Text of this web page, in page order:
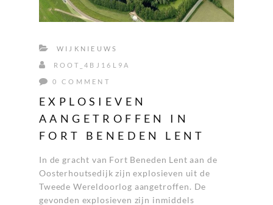
WIJKNIEUWS
ROOT_4BJ16L9A
0 COMMENT
EXPLOSIEVEN
AANGETROFFEN IN
FORT BENEDEN LENT
In de gracht van Fort Beneden Lent aan de
Oosterhoutsedijk zijn explosieven uit de
Tweede Wereldoorlog aangetroffen. De
gevonden explosieven zijn inmiddels